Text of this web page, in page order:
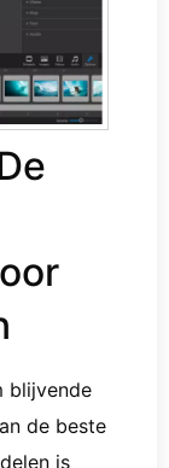
blijvende
de beste
is